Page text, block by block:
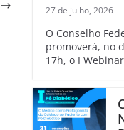
27 de julho, 2026
O Conselho
promoverá, no
17h, o I